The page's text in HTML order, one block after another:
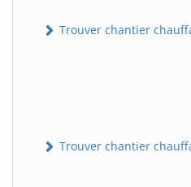
Trouver chantier
Trouver chantier